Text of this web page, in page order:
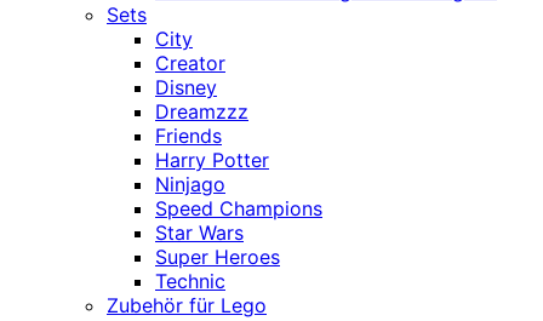
Sets
City
Creator
Disney
Dreamzzz
Friends
Harry Potter
Ninjago
Speed Champions
Star Wars
Super Heroes
Technic
Zubehör für Lego